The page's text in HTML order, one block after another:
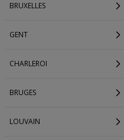
BRUXELLES
GENT
CHARLEROI
BRUGES
LOUVAIN